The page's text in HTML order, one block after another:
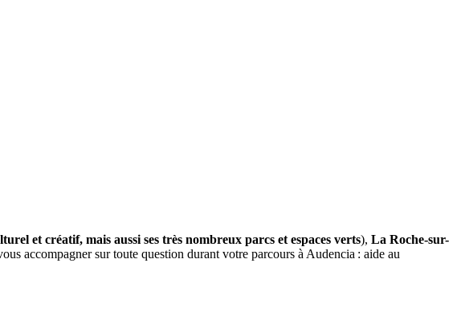
et créatif, mais aussi ses très nombreux parcs et espaces verts), La Roche-sur-
accompagner sur toute question durant votre parcours à Audencia : aide au